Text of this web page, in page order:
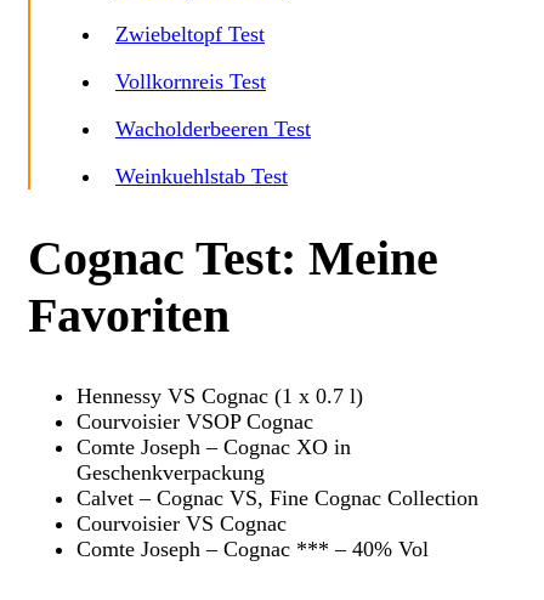
Zwiebeltopf Test
Vollkornreis Test
Wacholderbeeren Test
Weinkuehlstab Test
Cognac Test: Meine
Favoriten
Hennessy VS Cognac (1 x 0.7 l)
Courvoisier VSOP Cognac
Comte Joseph – Cognac XO in
Geschenkverpackung
Calvet – Cognac VS, Fine Cognac Collection
Courvoisier VS Cognac
Comte Joseph – Cognac *** – 40% Vol